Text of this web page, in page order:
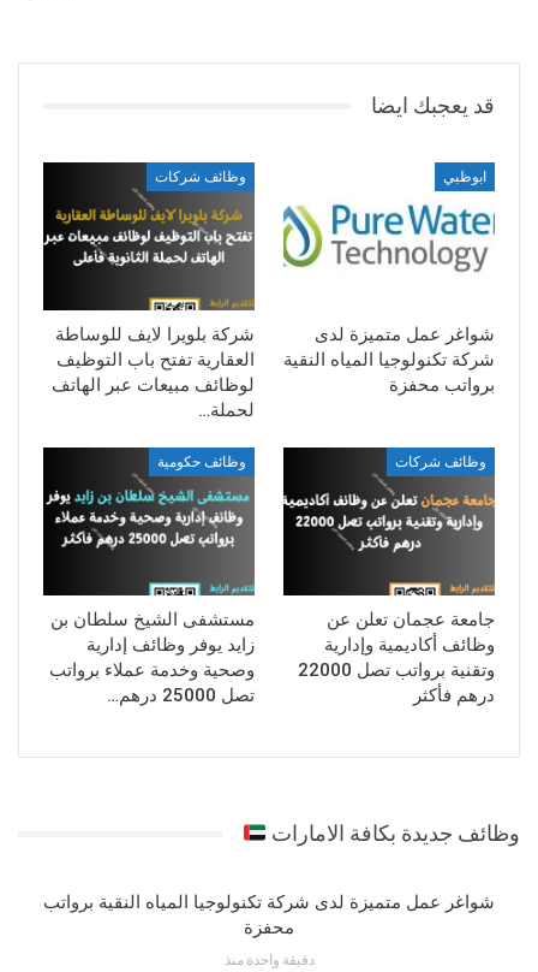
قد يعجبك ايضا
ابوظبي
شواغر عمل متميزة لدى
شركة تكنولوجيا المياه النقية
برواتب محفزة
وظائف شركات
شركة بلويرا لايف للوساطة
العقارية تفتح باب التوظيف
لوظائف مبيعات عبر الهاتف
لحملة…
وظائف شركات
جامعة عجمان تعلن عن
وظائف أكاديمية وإدارية
وتقنية برواتب تصل 22000
درهم فأكثر
وظائف حكومية
مستشفى الشيخ سلطان بن
زايد يوفر وظائف إدارية
وصحية وخدمة عملاء برواتب
تصل 25000 درهم…
وظائف جديدة بكافة الامارات
شواغر عمل متميزة لدى شركة تكنولوجيا المياه النقية برواتب
محفزة
دقيقة واحدة منذ